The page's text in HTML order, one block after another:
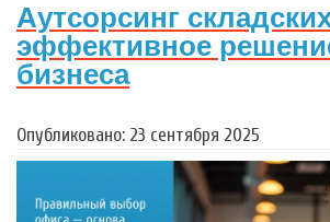
Аутсорсинг
эффективное
бизнеса
Опубликовано: 23 сентября 2025